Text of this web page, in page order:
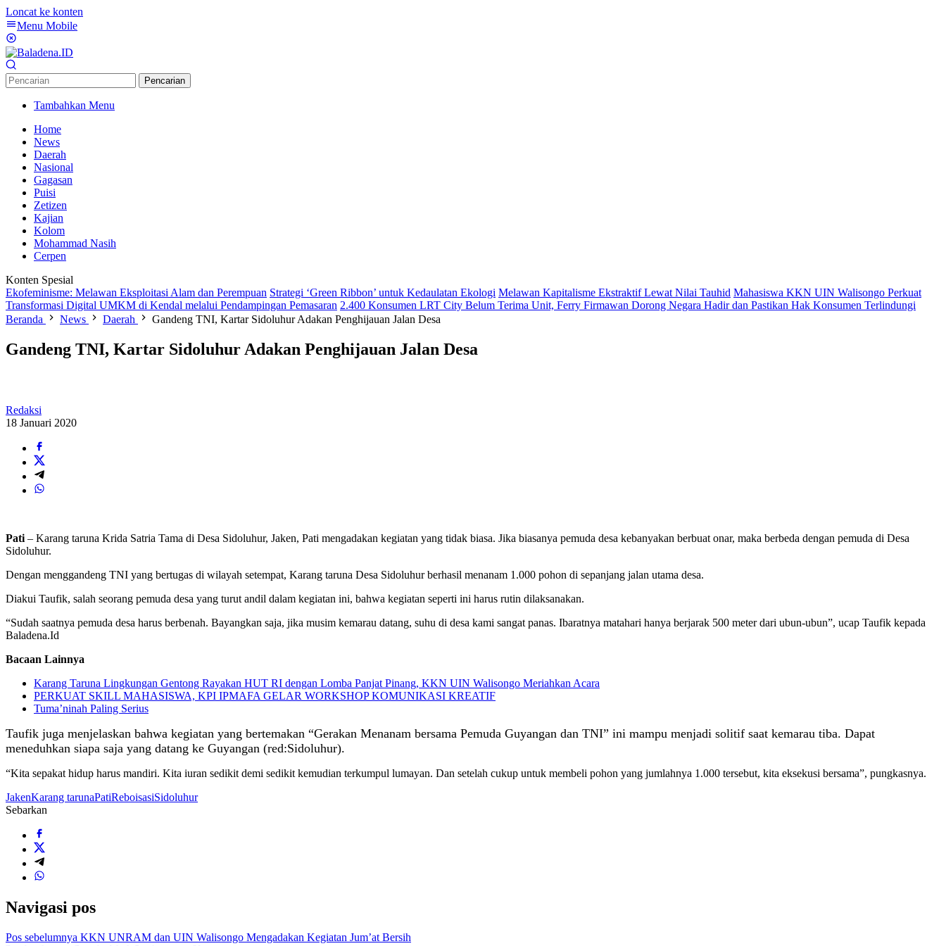
Loncat ke konten
Menu Mobile
Pencarian
Tambahkan Menu
Home
News
Daerah
Nasional
Gagasan
Puisi
Zetizen
Kajian
Kolom
Mohammad Nasih
Cerpen
Konten Spesial
Ekofeminisme: Melawan Eksploitasi Alam dan Perempuan Strategi ‘Green Ribbon’ untuk Kedaulatan Ekologi Melawan Kapitalisme Ekstraktif Lewat Nilai Tauhid Mahasiswa KKN UIN Walisongo Perkuat
Transformasi Digital UMKM di Kendal melalui Pendampingan Pemasaran 2.400 Konsumen LRT City Belum Terima Unit, Ferry Firmawan Dorong Negara Hadir dan Pastikan Hak Konsumen Terlindungi
Beranda
News Daerah Gandeng TNI, Kartar Sidoluhur Adakan Penghijauan Jalan Desa
Gandeng TNI, Kartar Sidoluhur Adakan Penghijauan Jalan Desa
Redaksi
18 Januari 2020
Pati – Karang taruna Krida Satria Tama di Desa Sidoluhur, Jaken, Pati mengadakan kegiatan yang tidak biasa. Jika biasanya pemuda desa kebanyakan berbuat onar, maka berbeda dengan pemuda di Desa
Sidoluhur.
Dengan menggandeng TNI yang bertugas di wilayah setempat, Karang taruna Desa Sidoluhur berhasil menanam 1.000 pohon di sepanjang jalan utama desa.
Diakui Taufik, salah seorang pemuda desa yang turut andil dalam kegiatan ini, bahwa kegiatan seperti ini harus rutin dilaksanakan.
“Sudah saatnya pemuda desa harus berbenah. Bayangkan saja, jika musim kemarau datang, suhu di desa kami sangat panas. Ibaratnya matahari hanya berjarak 500 meter dari ubun-ubun”, ucap Taufik kepada
Baladena.Id
Bacaan Lainnya
Karang Taruna Lingkungan Gentong Rayakan HUT RI dengan Lomba Panjat Pinang, KKN UIN Walisongo Meriahkan Acara
PERKUAT SKILL MAHASISWA, KPI IPMAFA GELAR WORKSHOP KOMUNIKASI KREATIF
Tuma’ninah Paling Serius
Taufik juga menjelaskan bahwa kegiatan yang bertemakan “Gerakan Menanam bersama Pemuda Guyangan dan TNI” ini mampu menjadi solitif saat kemarau tiba. Dapat
meneduhkan siapa saja yang datang ke Guyangan (red:Sidoluhur).
“Kita sepakat hidup harus mandiri. Kita iuran sedikit demi sedikit kemudian terkumpul lumayan. Dan setelah cukup untuk membeli pohon yang jumlahnya 1.000 tersebut, kita eksekusi bersama”, pungkasnya.
JakenKarang tarunaPatiReboisasiSidoluhur
Sebarkan
Navigasi pos
Pos sebelumnya KKN UNRAM dan UIN Walisongo Mengadakan Kegiatan Jum’at Bersih